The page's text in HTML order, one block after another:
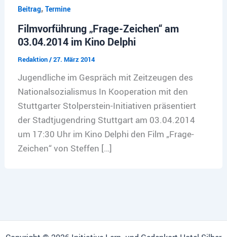
Beitrag, Termine
Filmvorführung „Frage-Zeichen“ am
03.04.2014 im Kino Delphi
Redaktion/27. März 2014
Jugendliche im Gespräch mit Zeitzeugen des
Nationalsozialismus In Kooperation mit den
Stuttgarter Stolperstein-Initiativen präsentiert
der Stadtjugendring Stuttgart am 03.04.2014
um 17:30 Uhr im Kino Delphi den Film „Frage-
Zeichen“ von Steffen […]